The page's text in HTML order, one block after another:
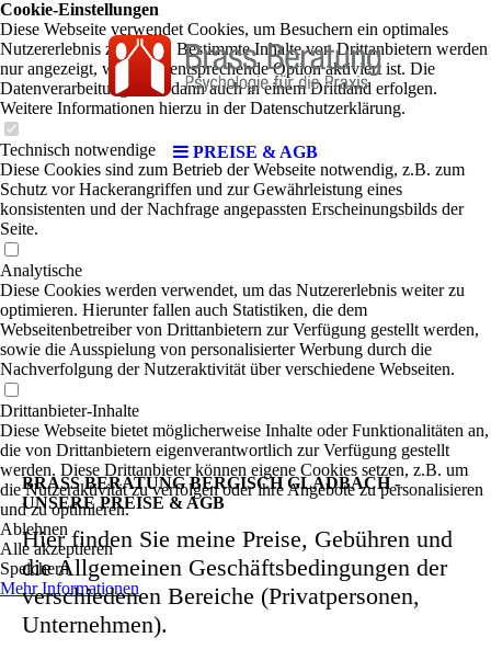
PREISE & AGB
BRASS BERATUNG BERGISCH GLADBACH -
UNSERE PREISE & AGB
Hier finden Sie meine Preise, Gebühren und
die Allgemeinen Geschäftsbedingungen der
verschiedenen Bereiche (Privatpersonen,
Unternehmen).
Cookie-Einstellungen
Diese Webseite verwendet Cookies, um Besuchern ein optimales
Nutzererlebnis zu bieten. Bestimmte Inhalte von Drittanbietern werden
nur angezeigt, wenn die entsprechende Option aktiviert ist. Die
Datenverarbeitung kann dann auch in einem Drittland erfolgen.
Weitere Informationen hierzu in der Datenschutzerklärung.
Technisch notwendige
Diese Cookies sind zum Betrieb der Webseite notwendig, z.B. zum
Schutz vor Hackerangriffen und zur Gewährleistung eines
konsistenten und der Nachfrage angepassten Erscheinungsbilds der
Seite.
Analytische
Diese Cookies werden verwendet, um das Nutzererlebnis weiter zu
optimieren. Hierunter fallen auch Statistiken, die dem
Webseitenbetreiber von Drittanbietern zur Verfügung gestellt werden,
sowie die Ausspielung von personalisierter Werbung durch die
Nachverfolgung der Nutzeraktivität über verschiedene Webseiten.
Drittanbieter-Inhalte
Diese Webseite bietet möglicherweise Inhalte oder Funktionalitäten an,
die von Drittanbietern eigenverantwortlich zur Verfügung gestellt
werden. Diese Drittanbieter können eigene Cookies setzen, z.B. um
die Nutzeraktivität zu verfolgen oder ihre Angebote zu personalisieren
und zu optimieren.
Ablehnen
Alle akzeptieren
Speichern
Mehr Informationen